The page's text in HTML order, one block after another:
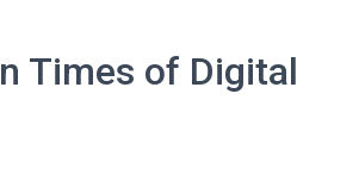
Times of Digital